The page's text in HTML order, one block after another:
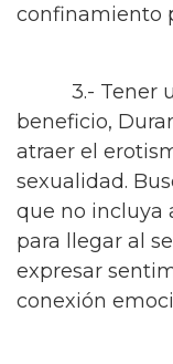
confinamiento
3.- Tener
beneficio,
atraer el
sexualidad.
que no incluya
para llegar al
expresar
conexión